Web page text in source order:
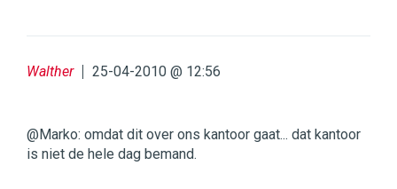
Walther 25-04-2010 @ 12:56
@Marko: omdat dit over ons kantoor gaat... dat kantoor
is niet de hele dag bemand.